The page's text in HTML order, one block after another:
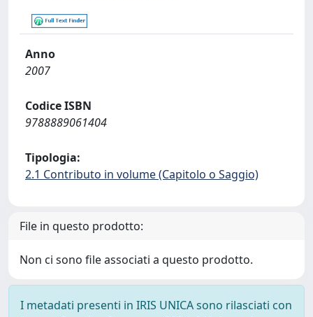
Anno
2007
Codice ISBN
9788889061404
Tipologia:
2.1 Contributo in volume (Capitolo o Saggio)
File in questo prodotto:
Non ci sono file associati a questo prodotto.
I metadati presenti in IRIS UNICA sono rilasciati con